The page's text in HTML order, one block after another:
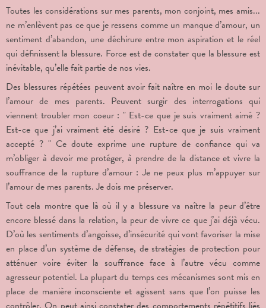
Toutes les considérations sur mes parents, mon conjoint, mes amis...
ne m’enlèvent pas ce que je ressens comme un manque d’amour, un
sentiment d’abandon, une déchirure entre mon aspiration et le réel
qui définissent la blessure. Force est de constater que la blessure est
inévitable, qu’elle fait partie de nos vies.
Des blessures répétées peuvent avoir fait naître en moi le doute sur
l’amour de mes parents. Peuvent surgir des interrogations qui
viennent troubler mon coeur : " Est-ce que je suis vraiment aimé ?
Est-ce que j’ai vraiment été désiré ? Est-ce que je suis vraiment
accepté ? " Ce doute exprime une rupture de confiance qui va
m’obliger à devoir me protéger, à prendre de la distance et vivre la
souffrance de la rupture d’amour : Je ne peux plus m’appuyer sur
l’amour de mes parents. Je dois me préserver.
Tout cela montre que là où il y a blessure va naître la peur d’être
encore blessé dans la relation, la peur de vivre ce que j’ai déjà vécu.
D’où les sentiments d’angoisse, d’insécurité qui vont favoriser la mise
en place d’un système de défense, de stratégies de protection pour
atténuer voire éviter la souffrance face à l’autre vécu comme
agresseur potentiel. La plupart du temps ces mécanismes sont mis en
place de manière inconsciente et agissent sans que l’on puisse les